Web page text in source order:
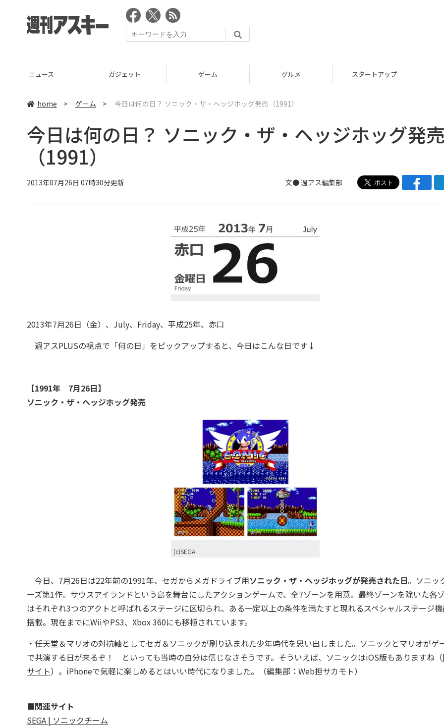
ニュース ガジェット ゲーム グルメ スタートアップ
home > ゲーム > 今日は何の日？ ソニック・ザ・ヘッジホッグ発売（1991）
今日は何の日？ ソニック・ザ・ヘッジホッグ発
（1991）
2013年07月26日 07時30分更新 文●週アス編集部
2013年7月26日（金）、July、Friday、平成25年、赤口
週アスPLUSの視点で「何の日」をピックアップすると、今日はこんな日です↓
【1991年 7月26日】
ソニック・ザ・ヘッジホッグ発売
(c)SEGA
今日、7月26日は22年前の1991年、セガからメガドライブ用ソニック・ザ・ヘッジホッグが発売された日。ソニッ
ーズ第1作。サウスアイランドという島を舞台にしたアクションゲームで、全7ゾーンを用意。最終ゾーンを除いた各
はそれぞれ3つのアクトと呼ばれるステージに区切られ、ある一定以上の条件を満たすと現れるスペシャルステージ
搭載。現在までにWiiやPS3、Xbox 360にも移植されています。
・任天堂＆マリオの対抗軸としてセガ＆ソニックが刷り込まれた少年時代を思い出しました。ソニックとマリオがゲ
で共演する日が来るぞ！ といっても当時の自分は信じなさそうです。そういえば、ソニックはiOS版もありますね（
サイト）。iPhoneで気軽に楽しめるとはいい時代になりました。（編集部：Web担サカモト）
■関連サイト
SEGA | ソニックチーム